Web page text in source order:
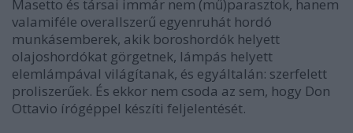
Masetto és társai immár nem (mű)parasztok, hanem
valamiféle overallszerű egyenruhát hordó
munkásemberek, akik boroshordók helyett
olajoshordókat görgetnek, lámpás helyett
elemlámpával világítanak, és egyáltalán: szerfelett
proliszerűek. És ekkor nem csoda az sem, hogy Don
Ottavio írógéppel készíti feljelentését.